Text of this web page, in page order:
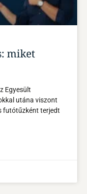
miket
Egyesült
utána viszont
futótűzként terjedt